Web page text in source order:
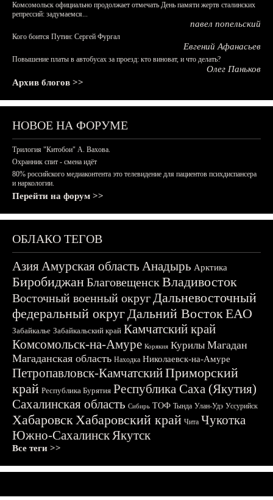
Комсомольск официально продолжает отмечать День памяти жертв сталинских
репрессий: задумаемся...
павел попельский
Кого боится Путин: Сергей Фургал
Евгений Афанасьев
Повышение платы в автобусах за проезд: кто виноват, и что делать?
Олег Паньков
Архив блогов >>
НОВОЕ НА ФОРУМЕ
Трилогия "Китобои" А. Вахова.
Охранник спит - смена идёт
80% российского медиаконтента это телевидение для пациентов психдиспансера
и наркологии.
Перейти на форум >>
ОБЛАКО ТЕГОВ
АзияАмурская область Анадырь Арктика
БиробиджанБлаговещенскВладивосток
Восточный военный округДальневосточный
федеральный округДальний ВостокЕАО
Забайкалье Забайкальский край Камчатский край
Комсомольск-на-Амуре Корякия Курилы Магадан
Магаданская область Находка Николаевск-на-Амуре
Петропавловск-КамчатскийПриморский
край Республика Бурятия Республика Саха (Якутия)
Сахалинская область Сибирь ТОФ Тында Улан-Удэ Уссурийск
ХабаровскХабаровский край Чита Чукотка
Южно-СахалинскЯкутск
Все теги >>